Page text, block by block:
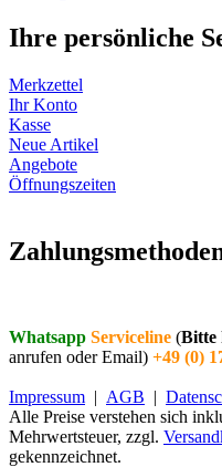
Ihre persönliche
Merkzettel
Ihr Konto
Kasse
Neue Artikel
Angebote
Öffnungszeiten
Whatsapp Serviceline (Bitte
anrufen oder Email) +49 (0)
Impressum | AGB |
Alle Preise verstehen sich
Mehrwertsteuer, zzgl.
gekennzeichnet.